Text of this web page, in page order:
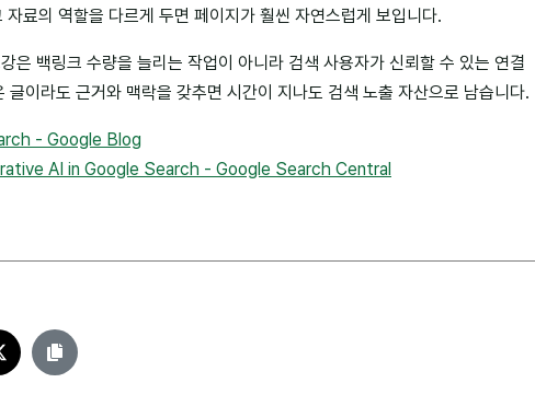
료의 역할을 다르게 두면 페이지가 훨씬 자연스럽게 보입니다.
은 백링크 수량을 늘리는 작업이 아니라 검색 사용자가 신뢰할 수 있는 연결
글이라도 근거와 맥락을 갖추면 시간이 지나도 검색 노출 자산으로 남습니다.
- Google Blog
AI in Google Search - Google Search Central
기공유하기
위터에 공유하기
링크 복사하기